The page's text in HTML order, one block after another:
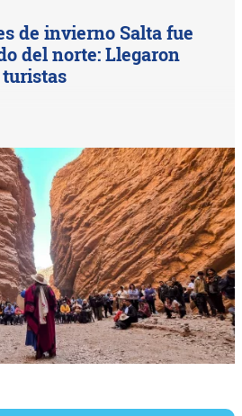
de invierno Salta fue
del norte: Llegaron
turistas